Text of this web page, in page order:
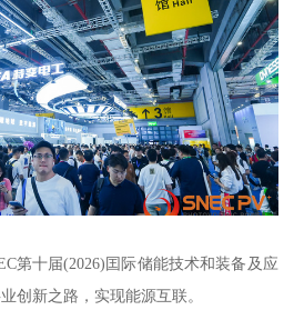
第十届(2026)囯际储能技术和装备及应
创新之路，实现能源互联。